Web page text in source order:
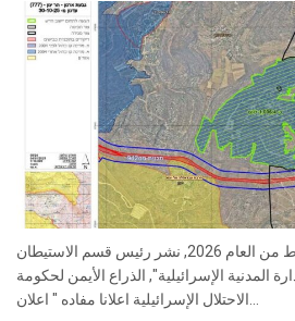
في الثاني عشر من شهر شباط من العام 2026, نشر رئيس قسم الاستيطان
المدنية الإسرائيلية", الذراع الأيمن لحكومة